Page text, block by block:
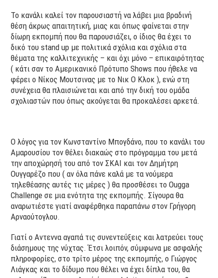
Το κανάλι καλεί τον παρουσιαστή να λάβει μια βραδινή
θέση άκρως απαιτητική, μιας και όπως φαίνεται στην
δίωρη εκπομπή που θα παρουσιάζει, ο ίδιος θα έχει το
δικό του stand up με πολιτικά σχόλια και σχόλια στα
θέματα της καλλιτεχνικής – και όχι μόνο – επικαιρότητας
( κάτι σαν το Αμερικανικό Πρότυπο Shows που ήθελε να
φέρει ο Νίκος Μουτσινας με το Νικ Ο Κλοκ ), ενώ στη
συνέχεια θα πλαισιώνεται και από την δική του ομάδα
σχολιαστών που όπως ακούγεται θα προκαλέσει αρκετά.
Ο λόγος για τον Κωνσταντίνο Μπογδάνο, που το κανάλι του
Αμαρουσίου τον θέλει διακαώς στο πρόγραμμα του μετά
την αποχώρησή του από τον ΣΚΑΙ και τον Δημήτρη
Ουγγαρέζο που ( αν όλα πάνε καλά με τα νούμερα
τηλεθέασης αυτές τις μέρες ) θα προσθέσει το Ougga
Challenge σε μια ενότητα της εκπομπής. Σίγουρα θα
αναρωτιέστε γιατί αναφέρθηκα παραπάνω στον Γρήγορη
Αρναούτογλου.
Γιατί ο Αντεννα αγαπά τις συνεντεύξεις και λατρεύει τους
διάσημους της νύχτας. Έτσι λοιπόν, σύμφωνα με ασφαλής
πληροφορίες, στο τρίτο μέρος της εκπομπής, ο Γιώργος
Λιάγκας και το δίδυμο που θέλει να έχει δίπλα του, θα